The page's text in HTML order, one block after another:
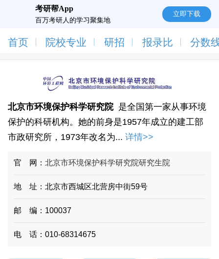
考研帮App
百万考研人的学习聚集地
立即下载
首页 院校专业 研招 报录比 分数
北京市环境保护科学研究院 是全国第一家从事环境
保护的科研机构。她的前身是1957年成立的建工部
市政研究所，1973年改名为... 详情>>
官 网：北京市环境保护科学研究院研究生院
地 址：北京市西城区北营房中街59号
邮 编：100037
电 话：010-68314675